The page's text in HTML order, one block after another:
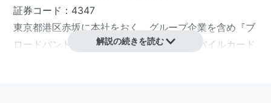
証券コード：4347
東京都港区赤坂に本社をおく、グループ企業を含め『ブ
ロードバンド回線販売および携帯電話やモバイルカード
解説の続きを読む